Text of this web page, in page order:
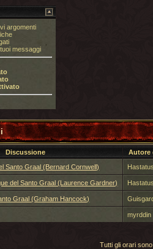
argomenti
messaggi
Discussione
Autore
Santo Graal (Bernard Cornwell)
del Santo Graal (Laurence Gardner)
Graal (Graham Hancock)
myrddin
Tutti gli orari